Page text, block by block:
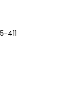
411